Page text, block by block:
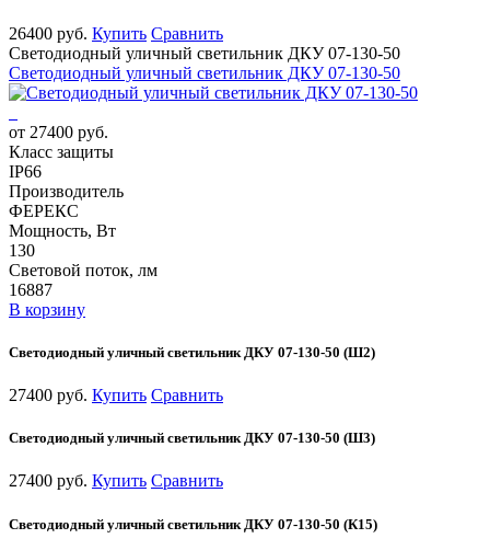
26400 руб. Купить Сравнить
Светодиодный уличный светильник ДКУ 07-130-50
Светодиодный уличный светильник ДКУ 07-130-50
от 27400 руб.
Класс защиты
IP66
Производитель
ФЕРЕКС
Мощность, Вт
130
Световой поток, лм
16887
В корзину
Светодиодный уличный светильник ДКУ 07-130-50 (Ш2)
27400 руб. Купить Сравнить
Светодиодный уличный светильник ДКУ 07-130-50 (Ш3)
27400 руб. Купить Сравнить
Светодиодный уличный светильник ДКУ 07-130-50 (К15)